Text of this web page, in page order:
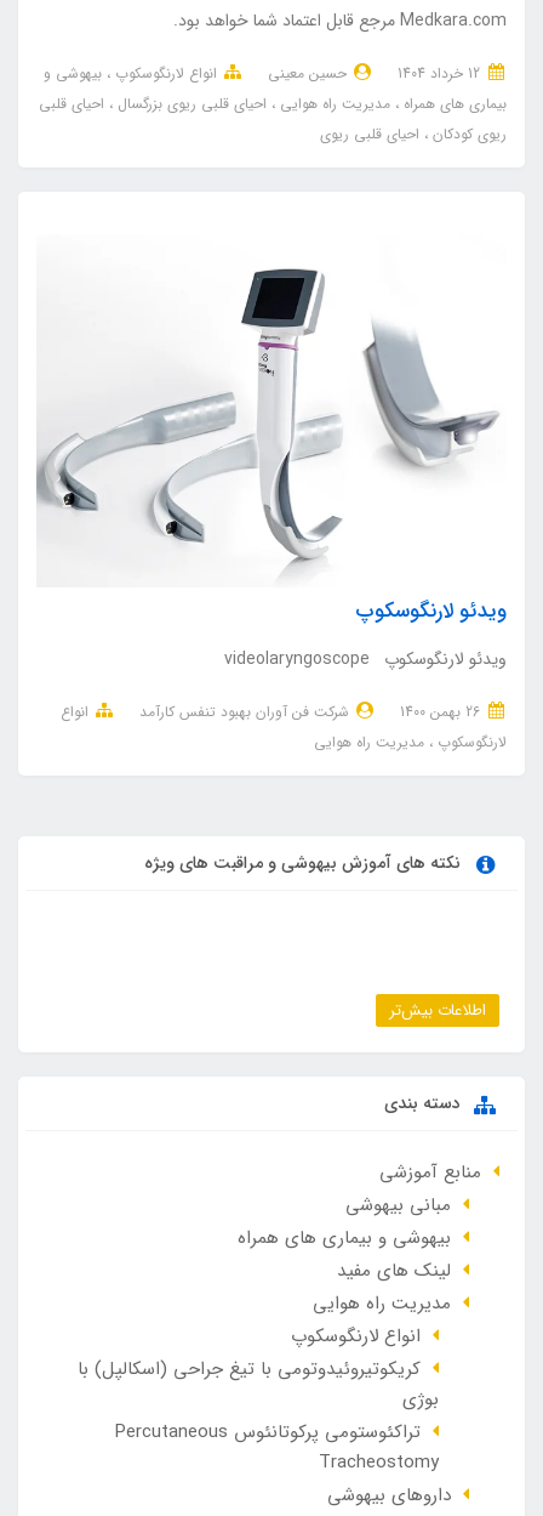
Medkara.com مرجع قابل اعتماد شما خواهد بود.
حسین معینی انواع لارنگوسکوپ
بیهوشی و
بیماری های همراه
مدیریت راه هوایی احیای قلبی ریوی بزرگسال
احیای قلبی
ریوی کودکان
احیای قلبی ریوی
ویدئو لارنگوسکوپ
ویدئو لارنگوسکوپ videolaryngoscope
شرکت فن آوران بهبود تنفس کارآمد
انواع
لارنگوسکوپ
مدیریت راه هوایی
نکته های آموزش بیهوشی و مراقبت های ویژه
اطلاعات بیش‌تر
دسته بندی
منابع آموزشی
مبانی بیهوشی
بیهوشی و بیماری های همراه
لینک های مفید
مدیریت راه هوایی
انواع لارنگوسکوپ
کریکوتیروئیدوتومی با تیغ جراحی (اسکالپل) با
بوژی
تراکئوستومی پرکوتانئوس Percutaneous
Tracheostomy
داروهای بیهوشی